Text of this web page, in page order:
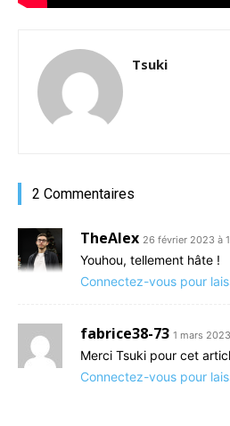
Tsuki
2 Commentaires
TheAlex 26 février 2023 à
Youhou, tellement hâte !
Connectez-vous pour
fabrice38-73 1 mars
Merci Tsuki pour cet
Connectez-vous pour